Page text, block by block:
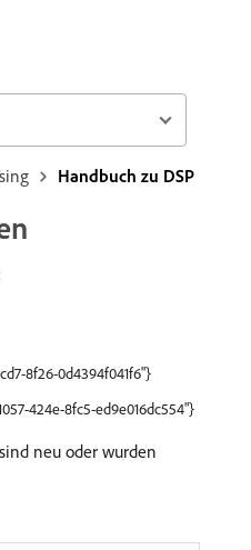
Handbuch zu DSP
8f26-0d4394f041f6"}
424e-8fc5-ed9e016dc554"}
neu oder wurden